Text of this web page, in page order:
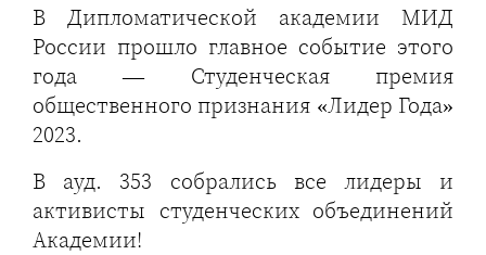
В Дипломатической академии МИД
России прошло главное событие этого
года — Студенческая премия
общественного признания «Лидер Года»
2023.
В ауд. 353 собрались все лидеры и
активисты студенческих объединений
Академии!